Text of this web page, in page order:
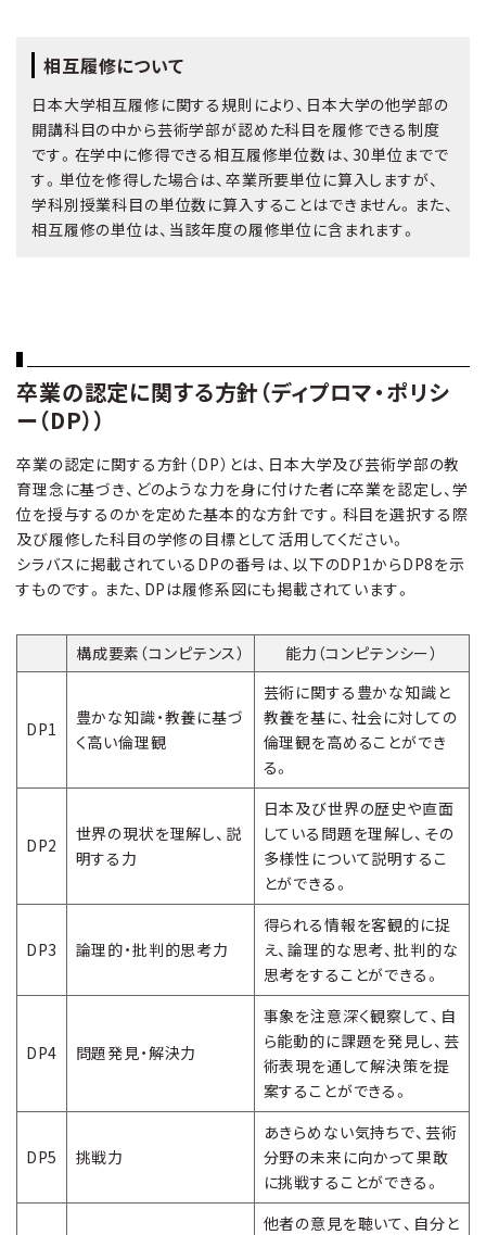
相互履修について
日本大学相互履修に関する規則により、日本大学の他学部の
開講科目の中から芸術学部が認めた科目を履修できる制度
です。在学中に修得できる相互履修単位数は、30単位までで
す。単位を修得した場合は、卒業所要単位に算入しますが、
学科別授業科目の単位数に算入することはできません。また、
相互履修の単位は、当該年度の履修単位に含まれます。
卒業の認定に関する方針（ディプロマ・ポリシ
ー（DP））
卒業の認定に関する方針（DP）とは、日本大学及び芸術学部の教
育理念に基づき、どのような力を身に付けた者に卒業を認定し、学
位を授与するのかを定めた基本的な方針です。科目を選択する際
及び履修した科目の学修の目標として活用してください。
シラバスに掲載されているDPの番号は、以下のDP1からDP8を示
すものです。また、DPは履修系図にも掲載されています。
構成要素（コンピテンス） 能力（コンピテンシー）
DP1
豊かな知識・教養に基づ
く高い倫理観
芸術に関する豊かな知識と
教養を基に、社会に対しての
倫理観を高めることができ
る。
DP2
世界の現状を理解し、説
明する力
日本及び世界の歴史や直面
している問題を理解し、その
多様性について説明するこ
とができる。
DP3 論理的・批判的思考力
得られる情報を客観的に捉
え、論理的な思考、批判的な
思考をすることができる。
DP4 問題発見・解決力
事象を注意深く観察して、自
ら能動的に課題を発見し、芸
術表現を通して解決策を提
案することができる。
DP5 挑戦力
あきらめない気持ちで、芸術
分野の未来に向かって果敢
に挑戦することができる。
他者の意見を聴いて、自分と